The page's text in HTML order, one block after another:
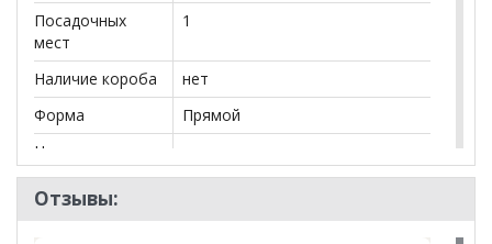
Посадочных
мест
1
Наличие короба
нет
Форма
Прямой
Наличие спинки
Высота
посадочного
Отзывы: